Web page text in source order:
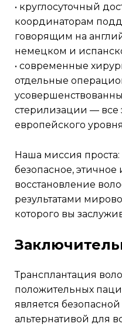
• круглосуточный
координаторам
говорящим на
немецком и
• современные
отдельные
стерилизации — все
европейского
наша миссия проста: предоставлять
безопасное,
восстановление
результатами
которого вы
трансплантация волос для вич-
положительных
является
альтернативой для